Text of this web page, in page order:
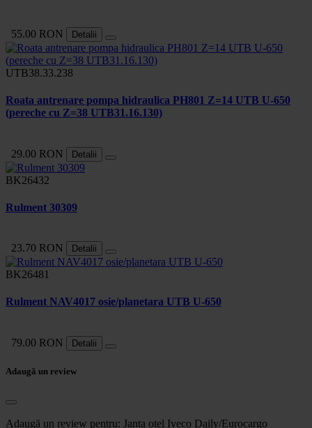
55.00 RON Detalii
UTB38.33.238
Roata antrenare pompa hidraulica PH801 Z=14 UTB U-650
(pereche cu Z=38 UTB31.16.130)
29.00 RON Detalii
BK26432
Rulment 30309
23.70 RON Detalii
BK26481
Rulment NAV4017 osie/planetara UTB U-650
79.00 RON Detalii
Adaugă un review
Adaugă un review pentru: Janta otel Iveco Daily/Eurocargo